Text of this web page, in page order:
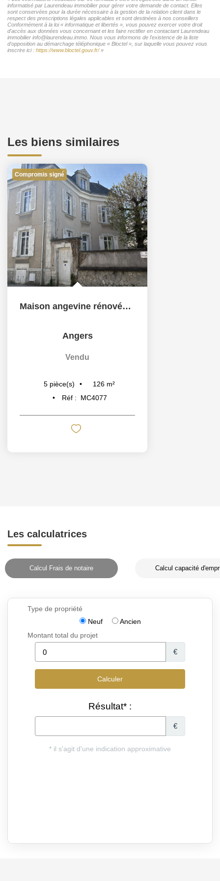
informatisé par Laurendeau immobilier pour gérer votre demande de contact. Elles
sont conservées pour la durée nécessaire à la gestion de la relation client dans le
respect des prescriptions légales applicables et sont destinées à nos conseillers
Conformément à la loi « informatique et libertés », vous pouvez exercer votre droit
d'accès aux données vous concernant et les faire rectifier en contactant Laurendeau
immobilier info@laurendeau.immo. Nous vous informons de l'existence de la liste
d'opposition au démarchage téléphonique « Bloctel », sur laquelle vous pouvez vous
inscrire ici : https://www.bloctel.gouv.fr/»
Les biens similaires
Compromis signé
Maison angevine rénovée Place Ney - Projet personnalisable
Angers
Vendu
5 pièce(s) 126 m²
Réf :
MC4077
Les calculatrices
Calcul Frais de notaire Calcul capacité